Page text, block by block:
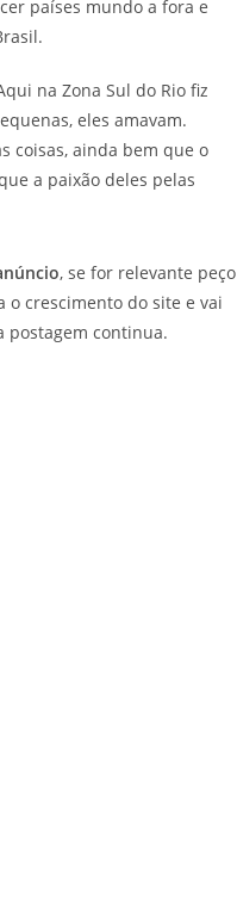
países mundo a fora e
na Zona Sul do Rio fiz
eles amavam.
coisas, ainda bem que o
a paixão deles pelas
, se for relevante peço
crescimento do site e vai
postagem continua.